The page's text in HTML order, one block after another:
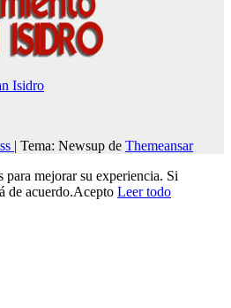
Isidro
| Tema: Newsup de Themeansar
mejorar su experiencia. Si
de acuerdo.Acepto Leer todo